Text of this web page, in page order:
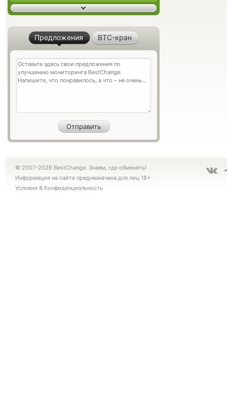
Предложения BTC-кран
© 2007-2026 BestChange. Знаем, где обменять!
Информация на сайте предназначена для лиц 18+
Условия & Конфиденциальность